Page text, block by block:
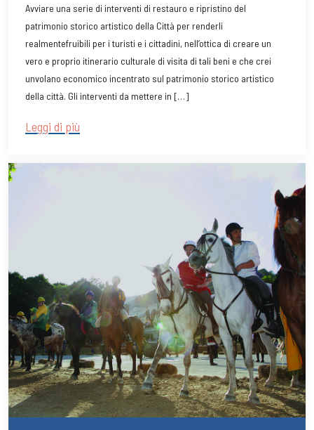
Avviare una serie di interventi di restauro e ripristino del
patrimonio storico artistico della Città per renderli
realmentefruibili per i turisti e i cittadini, nell’ottica di creare un
vero e proprio itinerario culturale di visita di tali beni e che crei
unvolano economico incentrato sul patrimonio storico artistico
della città. Gli interventi da mettere in […]
Leggi di più